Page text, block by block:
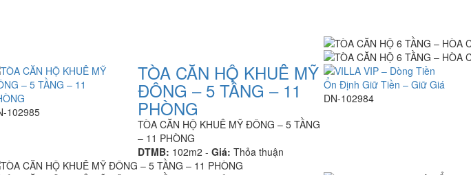
102985
TÒA CĂN HỘ KHUÊ MỸ
ĐÔNG – 5 TẦNG – 11
PHÒNG
TÒA CĂN HỘ KHUÊ MỸ ĐÔNG – 5 TẦNG
– 11 PHÒNG
DTMB: 102m2 - Giá: Thỏa thuận
DN-102984